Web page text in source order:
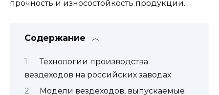
прочность и износостойкость продукции.
Содержание
Технологии производства
вездеходов на российских заводах
Модели вездеходов, выпускаемые